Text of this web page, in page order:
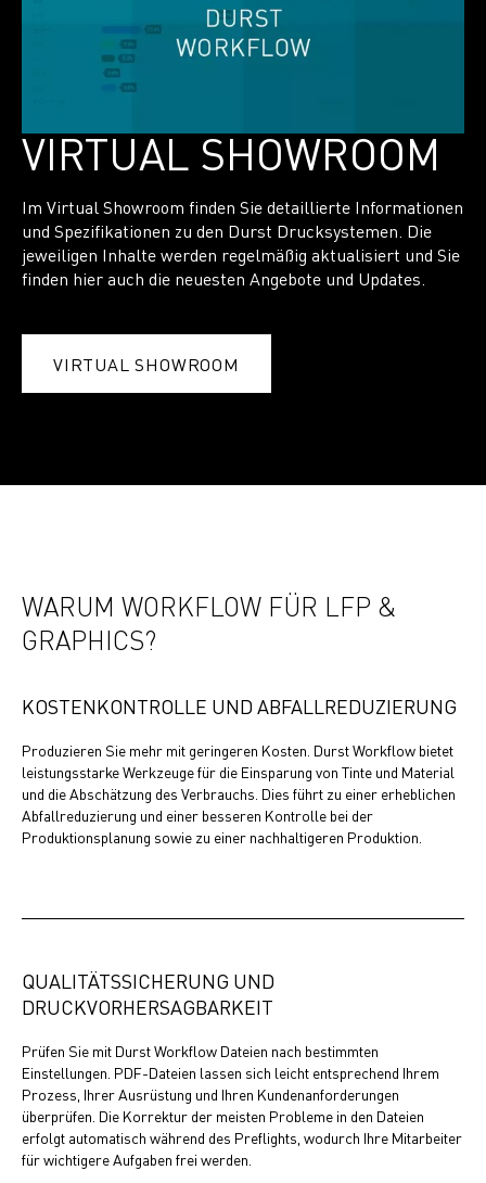
VIRTUAL SHOWROOM
Im Virtual Showroom finden Sie detaillierte Informationen
und Spezifikationen zu den Durst Drucksystemen. Die
jeweiligen Inhalte werden regelmäßig aktualisiert und Sie
finden hier auch die neuesten Angebote und Updates.
VIRTUAL SHOWROOM
WARUM WORKFLOW FÜR LFP &
GRAPHICS?
KOSTENKONTROLLE UND ABFALLREDUZIERUNG
Produzieren Sie mehr mit geringeren Kosten. Durst Workflow bietet
leistungsstarke Werkzeuge für die Einsparung von Tinte und Material
und die Abschätzung des Verbrauchs. Dies führt zu einer erheblichen
Abfallreduzierung und einer besseren Kontrolle bei der
Produktionsplanung sowie zu einer nachhaltigeren Produktion.
QUALITÄTSSICHERUNG UND
DRUCKVORHERSAGBARKEIT
Prüfen Sie mit Durst Workflow Dateien nach bestimmten
Einstellungen. PDF-Dateien lassen sich leicht entsprechend Ihrem
Prozess, Ihrer Ausrüstung und Ihren Kundenanforderungen
überprüfen. Die Korrektur der meisten Probleme in den Dateien
erfolgt automatisch während des Preflights, wodurch Ihre Mitarbeiter
für wichtigere Aufgaben frei werden.